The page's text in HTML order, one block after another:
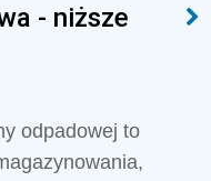
- niższe
odpadowej to